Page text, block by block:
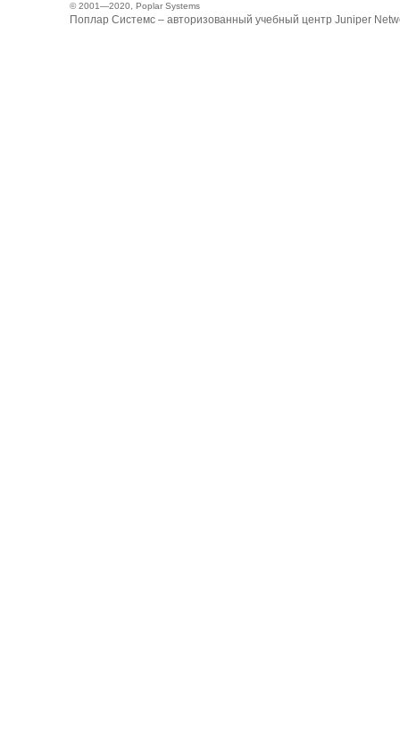
© 2001—2020, Poplar Systems
Поплар Системс – авторизованный учебный центр Juniper